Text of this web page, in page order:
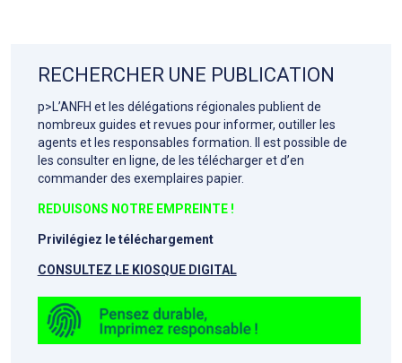
RECHERCHER UNE PUBLICATION
p>L’ANFH et les délégations régionales publient de
nombreux guides et revues pour informer, outiller les
agents et les responsables formation. Il est possible de
les consulter en ligne, de les télécharger et d’en
commander des exemplaires papier.
REDUISONS NOTRE EMPREINTE !
Privilégiez le téléchargement
CONSULTEZ LE KIOSQUE DIGITAL